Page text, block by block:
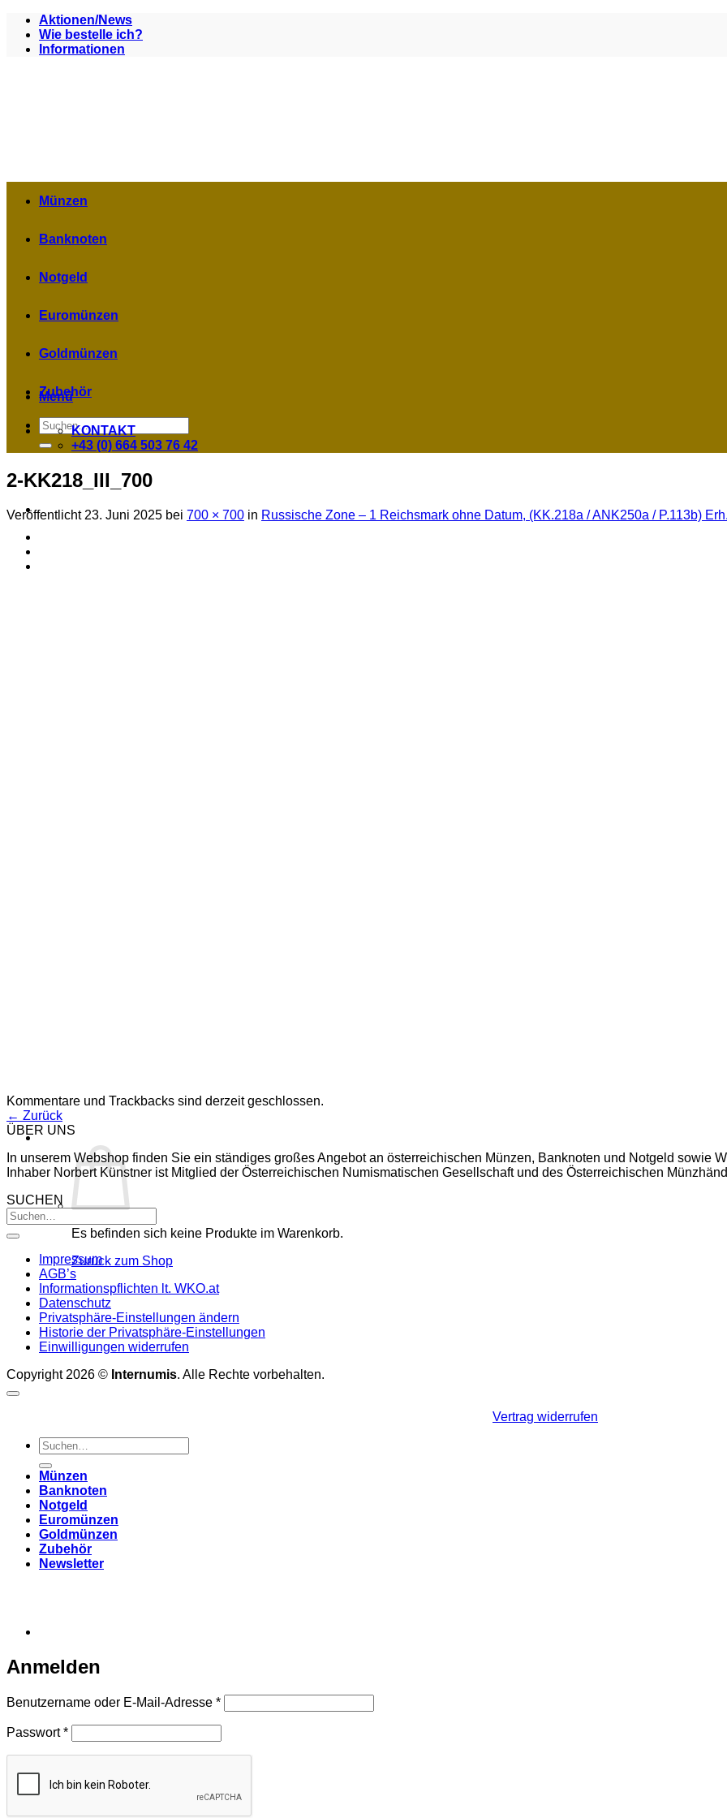
Zum
Inhalt
springen
Aktionen/News
Wie bestelle ich?
Informationen
Menü
Suchen
nach:
Es befinden sich keine Produkte im Warenkorb.
Zurück zum Shop
Münzen
Banknoten
Notgeld
Euromünzen
Goldmünzen
Zubehör
KONTAKT
+43 (0) 664 503 76 42
2-KK218_III_700
Veröffentlicht 23. Juni 2025 bei 700 × 700 in Russische Zone – 1 Reichsmark ohne Datum, (KK.218a / ANK250a / P.113b)
Kommentare und Trackbacks sind derzeit geschlossen.
← Zurück
ÜBER UNS
In unserem Webshop finden Sie ein ständiges großes Angebot an österreichischen Münzen, Banknoten und Notgeld sowie
Inhaber Norbert Künstner ist Mitglied der Österreichischen Numismatischen Gesellschaft und des Österreichischen
SUCHEN
Impressum
AGB’s
Informationspflichten lt. WKO.at
Datenschutz
Privatsphäre-Einstellungen ändern
Historie der Privatsphäre-Einstellungen
Einwilligungen widerrufen
Copyright 2026 © Internumis. Alle Rechte vorbehalten.
Vertrag widerrufen
Suchen
nach:
Münzen
Banknoten
Notgeld
Euromünzen
Goldmünzen
Zubehör
Newsletter
Anmelden
Benutzername oder E-Mail-Adresse *Erforderlich
Passwort*Erforderlich